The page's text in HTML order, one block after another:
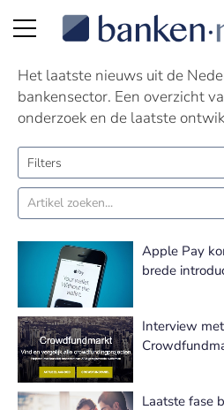
Nieuws | Pagina 248
Het laatste nieuws uit de
bankensector. Een overzicht
onderzoek en de laatste
Filters
Apple Pay
brede
Interview
Laatste fase